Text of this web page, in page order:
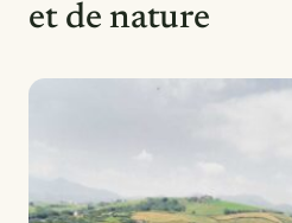
et de nature